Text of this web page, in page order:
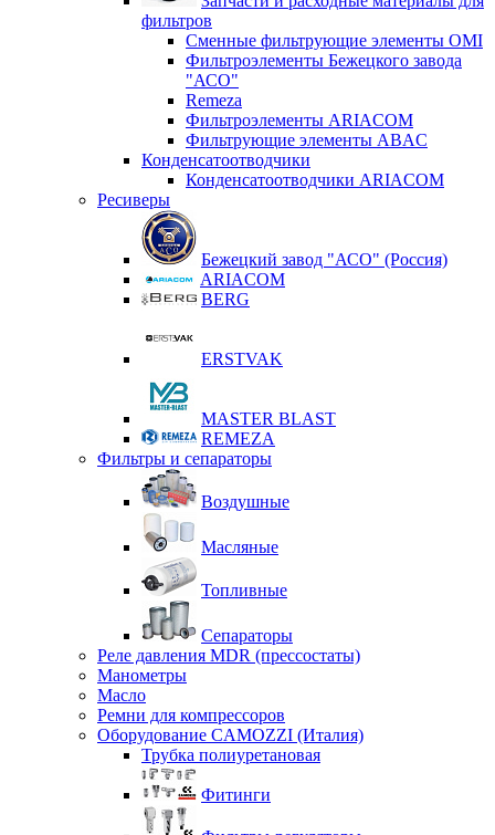
фильтров
Сменные фильтрующие элементы OMI
Фильтроэлементы Бежецкого завода
"АСО"
Remeza
Фильтроэлементы ARIACOM
Фильтрующие элементы ABAC
Конденсатоотводчики
Конденсатоотводчики ARIACOM
Ресиверы
Бежецкий завод "АСО" (Россия)
ARIACOM
BERG
ERSTVAK
MASTER BLAST
REMEZA
Фильтры и сепараторы
Воздушные
Масляные
Топливные
Сепараторы
Реле давления MDR (прессостаты)
Манометры
Масло
Ремни для компрессоров
Оборудование CAMOZZI (Италия)
Трубка полиуретановая
Фитинги